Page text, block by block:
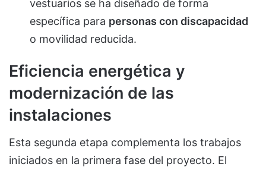
vestuarios se ha diseñado de forma
específica para personas con discapacidad
o movilidad reducida.
Eficiencia energética y
modernización de las
instalaciones
Esta segunda etapa complementa los trabajos
iniciados en la primera fase del proyecto. El